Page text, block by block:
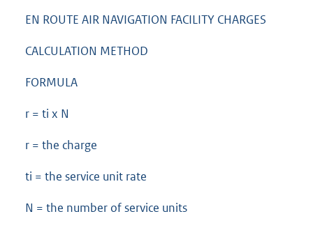
EN ROUTE AIR NAVIGATION FACILITY CHARGES
CALCULATION METHOD
FORMULA
r = ti x N
r = the charge
ti = the service unit rate
N = the number of service units